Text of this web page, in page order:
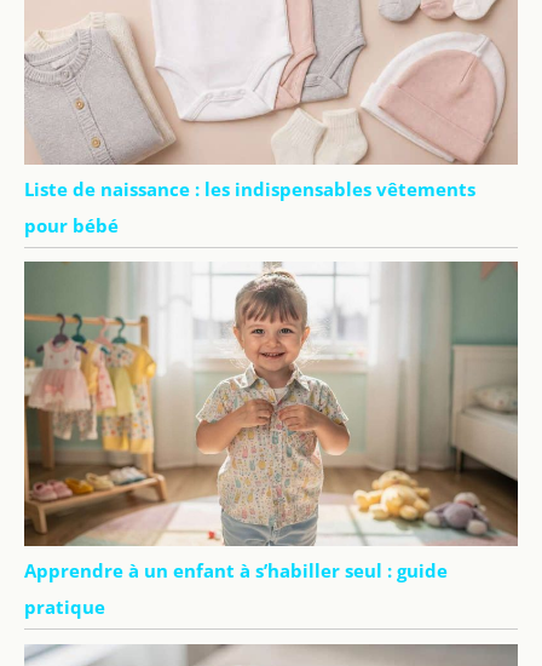
Liste de naissance : les indispensables vêtements
pour bébé
Apprendre à un enfant à s’habiller seul : guide
pratique